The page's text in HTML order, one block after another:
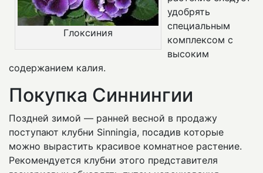
Глоксиния
удобрять
специальным
комплексом с
высоким
содержанием калия.
Покупка Синнингии
Поздней зимой — ранней весной в продажу
поступают клубни Sinningia, посадив которые
можно вырастить красивое комнатное растение.
Рекомендуется клубни этого представителя